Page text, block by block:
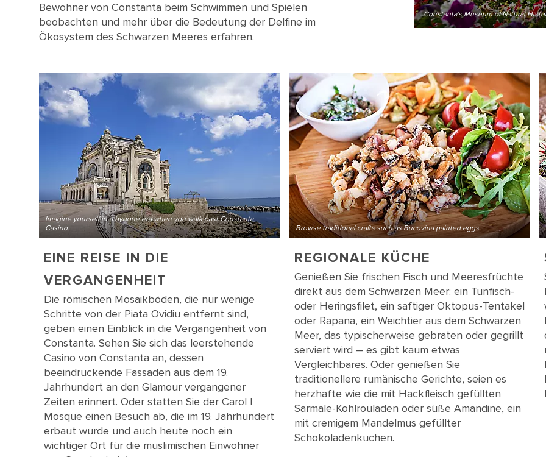
Constanta's Museum of Natural
Bewohner von Constanta beim Schwimmen und Spielen
beobachten und mehr über die Bedeutung der Delfine im
Ökosystem des Schwarzen Meeres erfahren.
Imagine yourself in a bygone era when you walk past Constanta
Casino.
EINE REISE IN DIE
VERGANGENHEIT
Die römischen Mosaikböden, die nur wenige
Schritte von der Piata Ovidiu entfernt sind,
geben einen Einblick in die Vergangenheit von
Constanta. Sehen Sie sich das leerstehende
Casino von Constanta an, dessen
beeindruckende Fassaden aus dem 19.
Jahrhundert an den Glamour vergangener
Zeiten erinnert. Oder statten Sie der Carol I
Mosque einen Besuch ab, die im 19. Jahrhundert
erbaut wurde und auch heute noch ein
wichtiger Ort für die muslimischen Einwohner
Browse traditional crafts such as Bucovina painted eggs.
REGIONALE KÜCHE
Genießen Sie frischen Fisch und Meeresfrüchte
direkt aus dem Schwarzen Meer: ein Tunfisch-
oder Heringsfilet, ein saftiger Oktopus-Tentakel
oder Rapana, ein Weichtier aus dem Schwarzen
Meer, das typischerweise gebraten oder gegrillt
serviert wird – es gibt kaum etwas
Vergleichbares. Oder genießen Sie
traditionellere rumänische Gerichte, seien es
herzhafte wie die mit Hackfleisch gefüllten
Sarmale-Kohlrouladen oder süße Amandine, ein
mit cremigem Mandelmus gefüllter
Schokoladenkuchen.